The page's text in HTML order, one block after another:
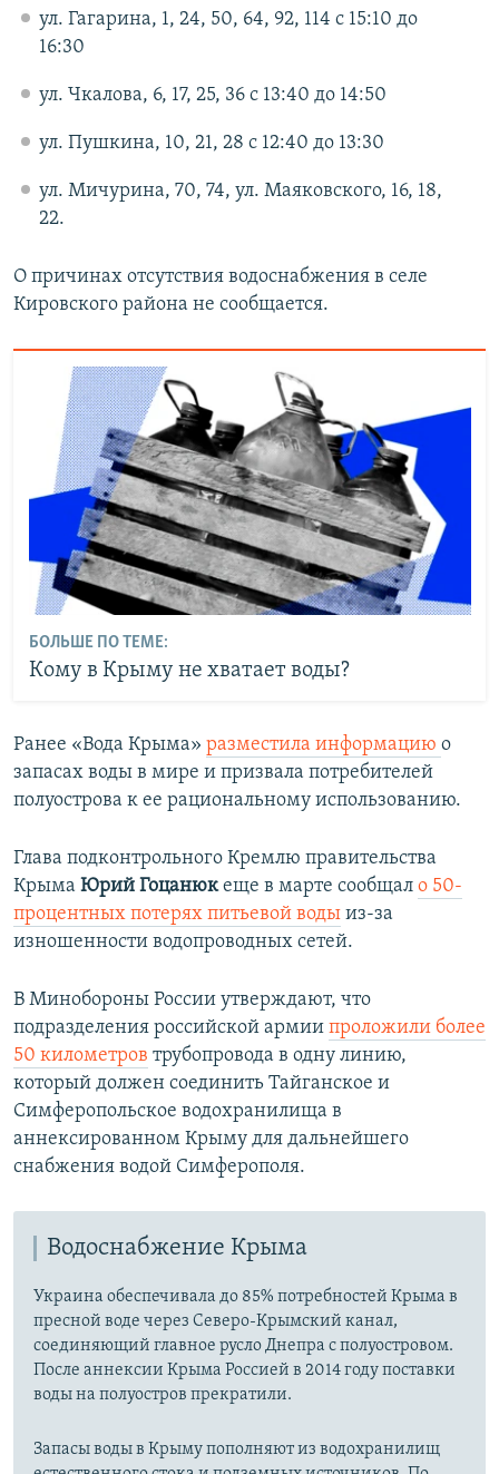
ул. Гагарина, 1, 24, 50, 64, 92, 114 с 15:10 до
16:30
ул. Чкалова, 6, 17, 25, 36 с 13:40 до 14:50
ул. Пушкина, 10, 21, 28 с 12:40 до 13:30
ул. Мичурина, 70, 74, ул. Маяковского, 16, 18,
22.
О причинах отсутствия водоснабжения в селе
Кировского района не сообщается.
БОЛЬШЕ ПО ТЕМЕ:
Кому в Крыму не хватает воды?
Ранее «Вода Крыма» разместила информацию о
запасах воды в мире и призвала потребителей
полуострова к ее рациональному использованию.
Глава подконтрольного Кремлю правительства
Крыма Юрий Гоцанюкеще в марте сообщал о 50-
процентных потерях питьевой воды из-за
изношенности водопроводных сетей.
В Минобороны России утверждают, что
подразделения российской армии проложили более
50 километров трубопровода в одну линию,
который должен соединить Тайганское и
Симферопольское водохранилища в
аннексированном Крыму для дальнейшего
снабжения водой Симферополя.
Водоснабжение Крыма
Украина обеспечивала до 85% потребностей Крыма в
пресной воде через Северо-Крымский канал,
соединяющий главное русло Днепра с полуостровом.
После аннексии Крыма Россией в 2014 году поставки
воды на полуостров прекратили.
Запасы воды в Крыму пополняют из водохранилищ